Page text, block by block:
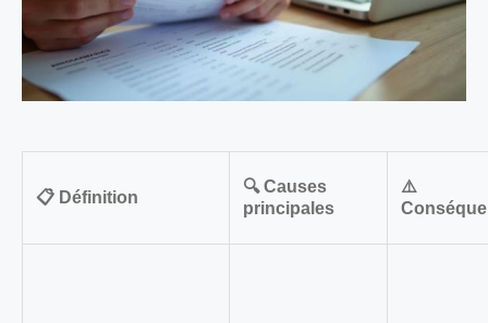
📋 Définition
🔍 Causes
principales
⚠️